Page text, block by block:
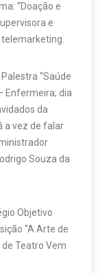
“Doação e
e
telemarketing.
“Saúde
Enfermeira; dia
da
a vez de falar
Souza da
Objetivo
“A Arte de
Teatro Vem